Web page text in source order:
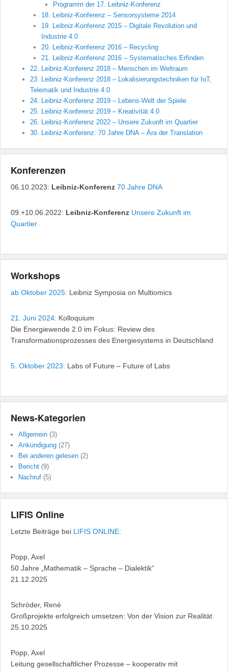
Programm der 17. Leibniz-Konferenz
18. Leibniz-Konferenz – Sensorsysteme 2014
19. Leibniz-Konferenz 2015 – Digitale Revolution und
Industrie 4.0
20. Leibniz-Konferenz 2016 – Recycling
21. Leibniz-Konferenz 2016 – Systematisches Erfinden
22. Leibniz-Konferenz 2018 – Menschen im Weltraum
23. Leibniz-Konferenz 2018 – Lokalisierungstechniken für IoT,
Telematik und Industrie 4.0
24. Leibniz-Konferenz 2019 – Lebens-Welt der Spiele
25. Leibniz-Konferenz 2019 – Kreativität 4.0
26. Leibniz-Konferenz 2022 – Unsere Zukunft im Quartier
30. Leibniz-Konferenz: 70 Jahre DNA – Ära der Translation
Konferenzen
06.10.2023: Leibniz-Konferenz 70 Jahre DNA
09.+10.06.2022: Leibniz-Konferenz Unsere Zukunft im
Quartier
Workshops
ab Oktober 2025: Leibniz Symposia on Multiomics
21. Juni 2024: Kolloquium
Die Energiewende 2.0 im Fokus: Review des
Transformationsprozesses des Energiesystems in Deutschland
5. Oktober 2023: Labs of Future – Future of Labs
News-Kategorien
Allgemein (3)
Ankündigung (27)
Bei anderen gelesen (2)
Bericht (9)
Nachruf (5)
LIFIS Online
Letzte Beiträge bei LIFIS ONLINE:
Popp, Axel
50 Jahre „Mathematik – Sprache – Dialektik“
21.12.2025
Schröder, René
Großprojekte erfolgreich umsetzen: Von der Vision zur Realität
25.10.2025
Popp, Axel
Leitung gesellschaftlicher Prozesse – kooperativ mit